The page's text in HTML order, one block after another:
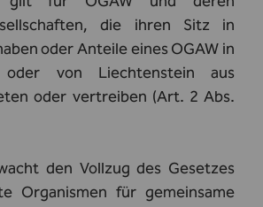
die ihren Sitz in
oder Anteile eines OGAW in
oder von Liechtenstein aus
oder vertreiben (Art. 2 Abs.
den Vollzug des Gesetzes
Organismen für gemeinsame